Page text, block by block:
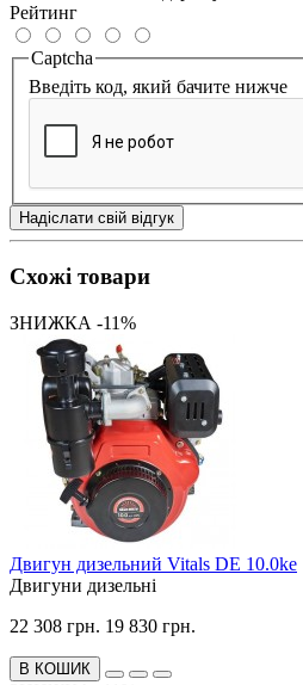
Рейтинг
Captcha
Введіть код, який бачите нижче
Надіслати свій відгук
Схожі товари
ЗНИЖКА -11%
Двигун дизельний Vitals DE 10.0ke
Двигуни дизельні
22 308 грн. 19 830 грн.
В КОШИК